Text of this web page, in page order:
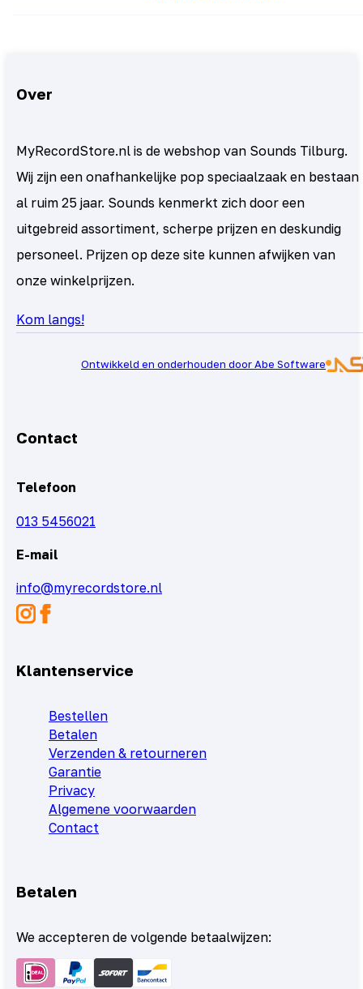
Over
MyRecordStore.nl is de webshop van Sounds Tilburg.
Wij zijn een onafhankelijke pop speciaalzaak en bestaan
al ruim 25 jaar. Sounds kenmerkt zich door een
uitgebreid assortiment, scherpe prijzen en deskundig
personeel. Prijzen op deze site kunnen afwijken van
onze winkelprijzen.
Kom langs!
Ontwikkeld en onderhouden door Abe Software
Contact
Telefoon
013 5456021
E-mail
info@myrecordstore.nl
Klantenservice
Bestellen
Betalen
Verzenden & retourneren
Garantie
Privacy
Algemene voorwaarden
Contact
Betalen
We accepteren de volgende betaalwijzen: